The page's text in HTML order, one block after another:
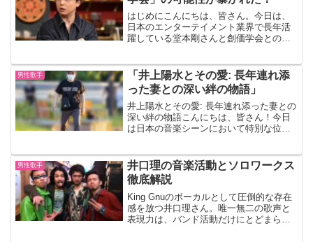
はじめにこんにちは、皆さん。今日は、
日本のエンターテイメント業界で長年活
躍している堂本剛さんと創価学会との関
いるかもしれませんが、多くの人々にと
っては新しい情報かもしれ...
男性歌手
「井上陽水とその愛: 長年連れ添
った妻との深い絆の物語」
井上陽水とその愛: 長年連れ添った妻との
深い絆の物語こんにちは、皆さん！今日
は日本の音楽シーンにおいて特別な位置
音楽キャリアだけでなく、彼の私生活に
おける大切な人、つま...
男性歌手
井口理の音楽活動とソロワークス
徹底解説
King Gnuのボーカルとして圧倒的な存在
感を放つ井口理さん。唯一無二の歌声と
表現力は、バンド活動だけにとどまら